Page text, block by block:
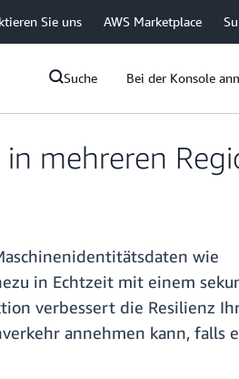
Sie uns AWS Marketplace
Suche Bei der Konsole
mehreren
wie
in Echtzeit mit einem
verbessert die Resilienz
annehmen kann, falls